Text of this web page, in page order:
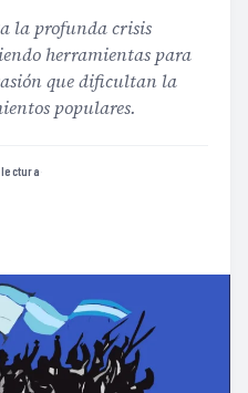
la profunda crisis
herramientas para
que dificultan la
populares.
·